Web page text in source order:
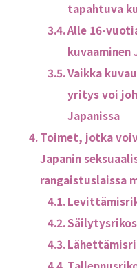
tapahtuva
Alle 16-
kuvaaminen
Vaikka
yritys voi
Japanissa
Toimet, jotka
Japanin
rangaistuslaissa
Säilytysrikos